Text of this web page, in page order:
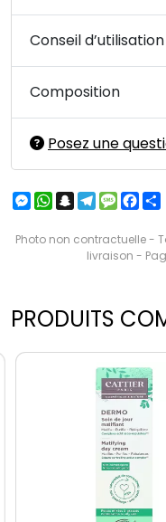
Conseil d’utilisation
Composition
Posez une
Messenger
WhatsApp
Snapchat
Telegram
Message
Photo non contractuelle -
livraison -
PRODUITS